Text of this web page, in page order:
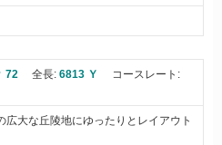
72 全長: 6813 Ｙ
コースレート:
広大な丘陵地にゆったりとレイアウト